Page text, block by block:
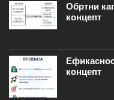
Обртни
концепт
концепт